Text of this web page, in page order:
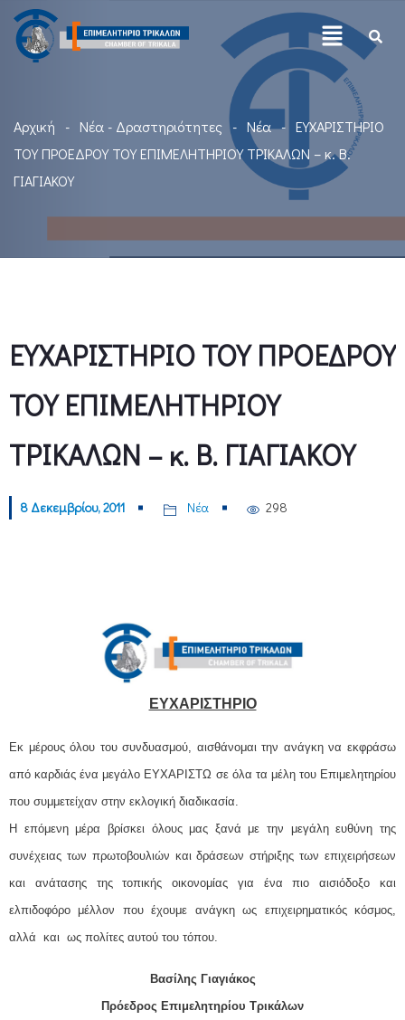
Αρχική Νέα - Δραστηριότητες Νέα
ΕΥΧΑΡΙΣΤΗΡΙΟ
ΤΟΥ ΠΡΟΕΔΡΟΥ ΤΟΥ ΕΠΙΜΕΛΗΤΗΡΙΟΥ ΤΡΙΚΑΛΩΝ – κ. Β.
ΓΙΑΓΙΑΚΟΥ
ΕΥΧΑΡΙΣΤΗΡΙΟ ΤΟΥ ΠΡΟΕΔΡΟΥ
ΤΟΥ ΕΠΙΜΕΛΗΤΗΡΙΟΥ
ΤΡΙΚΑΛΩΝ – κ. Β. ΓΙΑΓΙΑΚΟΥ
8 Δεκεμβρίου, 2011 Νέα 298
ΕΥΧΑΡΙΣΤΗΡΙΟ
Εκ μέρους όλου του συνδυασμού, αισθάνομαι την ανάγκη να εκφράσω
από καρδιάς ένα μεγάλο ΕΥΧΑΡΙΣΤΩ σε όλα τα μέλη του Επιμελητηρίου
που συμμετείχαν στην εκλογική διαδικασία.
Η επόμενη μέρα βρίσκει όλους μας ξανά με την μεγάλη ευθύνη της
συνέχειας των πρωτοβουλιών και δράσεων στήριξης των επιχειρήσεων
και ανάτασης της τοπικής οικονομίας για ένα πιο αισιόδοξο και
ελπιδοφόρο μέλλον που έχουμε ανάγκη ως επιχειρηματικός κόσμος,
αλλά και ως πολίτες αυτού του τόπου.
Βασίλης Γιαγιάκος
Πρόεδρος Επιμελητηρίου Τρικάλων